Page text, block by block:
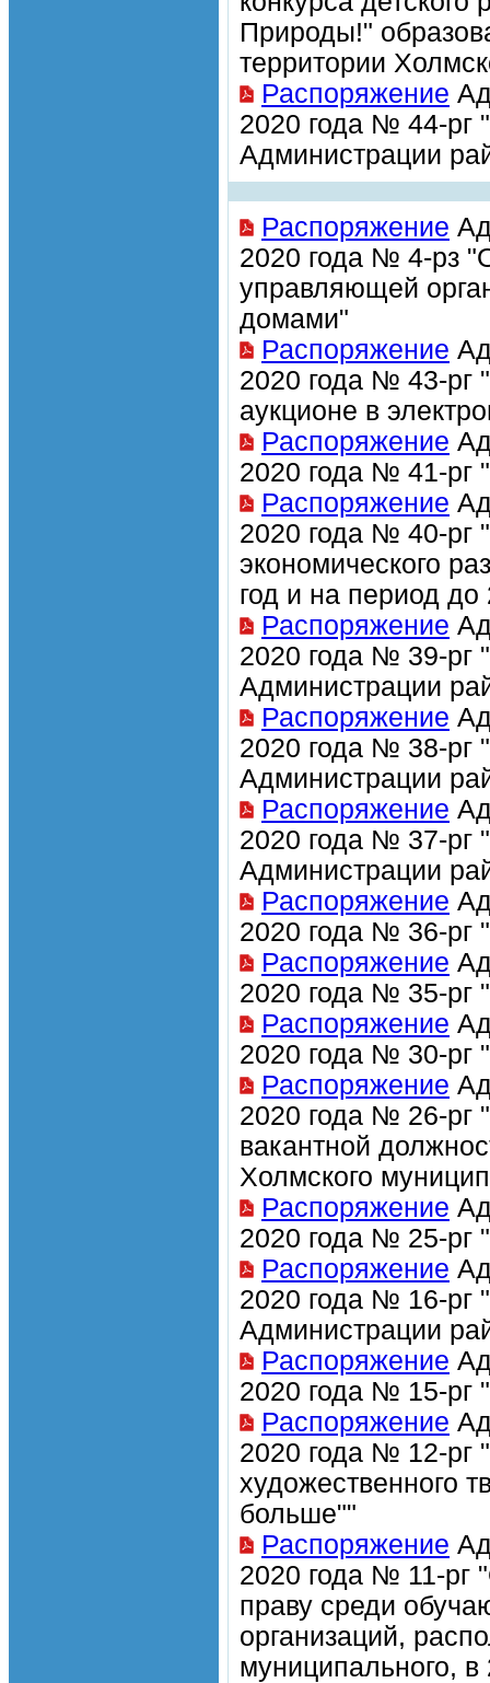
Природы!"
территории
Распоряжение
2020 года № 44-рг
Администрации
Распоряжение
2020 года № 4-рз
управляющей
домами"
Распоряжение
2020 года № 43-рг
аукционе в
Распоряжение
2020 года № 41-рг
Распоряжение
2020 года № 40-рг
экономического
год и на период до
Распоряжение
2020 года № 39-рг
Администрации
Распоряжение
2020 года № 38-рг
Администрации
Распоряжение
2020 года № 37-рг
Администрации
Распоряжение
2020 года № 36-рг
Распоряжение
2020 года № 35-рг
Распоряжение
2020 года № 30-рг
Распоряжение
2020 года № 26-рг
вакантной
Холмского
Распоряжение
2020 года № 25-рг
Распоряжение
2020 года № 16-рг
Администрации
Распоряжение
2020 года № 15-рг
Распоряжение
2020 года № 12-рг
художественного
больше""
Распоряжение
2020 года № 11-рг
праву среди
организаций,
муниципального, в